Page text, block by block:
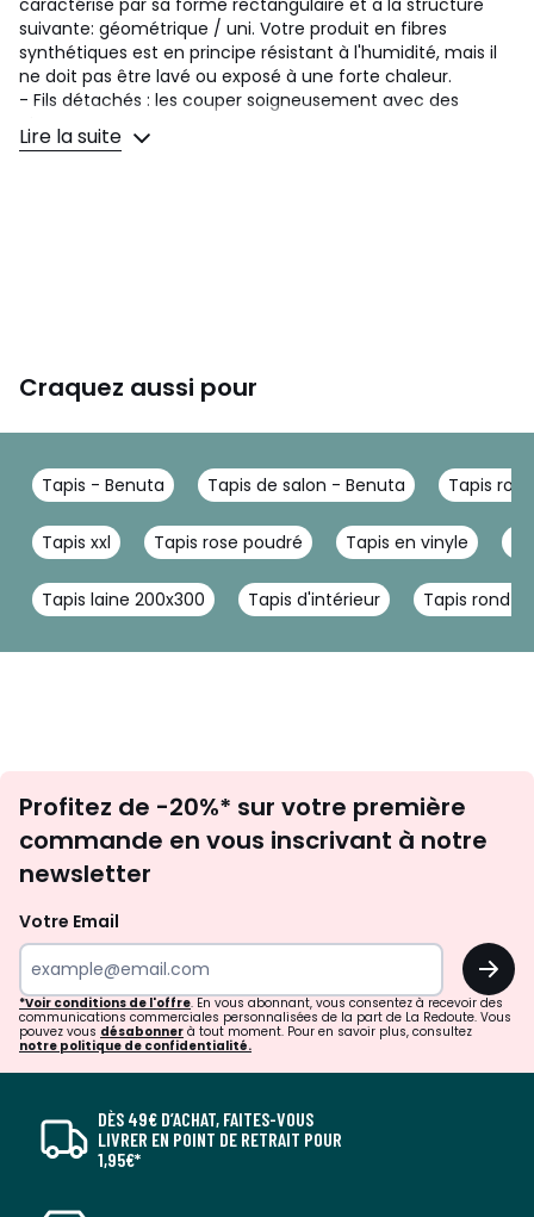
caractérise par sa forme rectangulaire et a la structure
suivante: géométrique / uni. Votre produit en fibres
synthétiques est en principe résistant à l'humidité, mais il
ne doit pas être lavé ou exposé à une forte chaleur.
- Fils détachés : les couper soigneusement avec des
ciseaux
synthétiques n'aiment pas la chaleur directe du fer à
repasser, du chauffage, du sèche-linge ou du sèche-
pour nettoyer ton tapis. La machine à laver est également
à proscrire, sauf si le fabricant indique que tu peux y laver
chiffon et traite les taches avec un nettoyant spécial pour
tapis.
- Hauteur des poils : 21 à 30 mm
Couleurs Gris Clair, Crème
Lire la suite
Craquez aussi pour
Tapis - Benuta Tapis de salon - Benuta Tapis
Tapis xxl Tapis rose poudré Tapis en vinyle
Tapis laine 200x300 Tapis d'intérieur Tapis rond
newsletter
Profitez de -20%* sur votre première
commande en vous inscrivant à notre
newsletter
Votre Email
OK
*Voir conditions de l'offre. En vous abonnant, vous consentez à recevoir des
communications commerciales personnalisées de la part de La Redoute. Vous
pouvez vous désabonner à tout moment. Pour en savoir plus, consultez
notre politique de confidentialité.
DÈS 49€ D’ACHAT, FAITES-VOUS
LIVRER EN POINT DE RETRAIT POUR
1,95€*